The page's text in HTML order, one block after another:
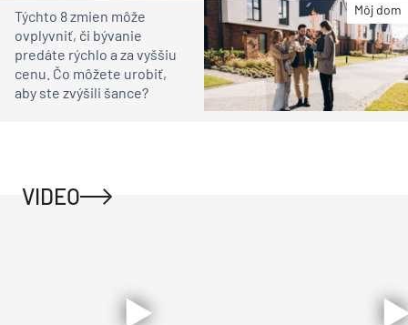
Môj dom
Týchto 8 zmien môže
ovplyvniť, či bývanie
predáte rýchlo a za vyššiu
cenu. Čo môžete urobiť,
aby ste zvýšili šance?
VIDEO